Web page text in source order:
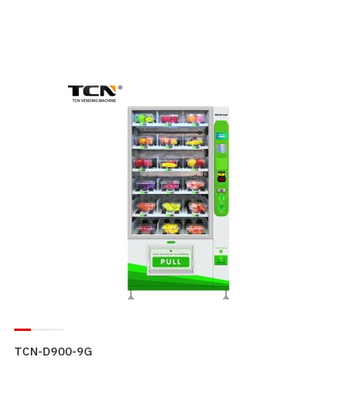
TCN-D900-9G